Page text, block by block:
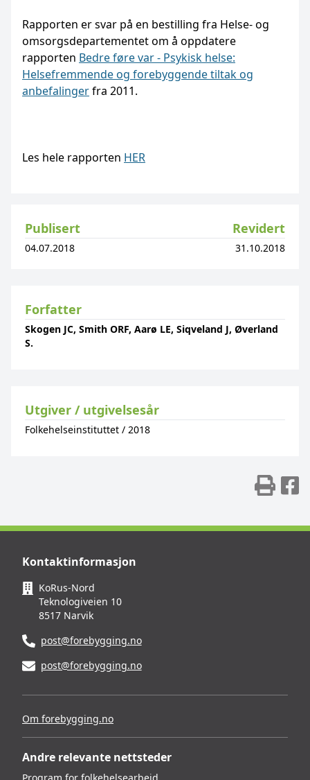
Rapporten er svar på en bestilling fra Helse- og
omsorgsdepartementet om å oppdatere
rapporten Bedre føre var - Psykisk helse:
Helsefremmende og forebyggende tiltak og
anbefalingerfra 2011.
Les hele rapporten HER
Publisert Revidert
04.07.2018 31.10.2018
Forfatter
Skogen JC, Smith ORF, Aarø LE, Siqveland J, Øverland
S.
Utgiver / utgivelsesår
Folkehelseinstituttet / 2018
Kontaktinformasjon
KoRus-Nord
Teknologiveien 10
8517 Narvik
post@forebygging.no
post@forebygging.no
Om forebygging.no
Andre relevante nettsteder